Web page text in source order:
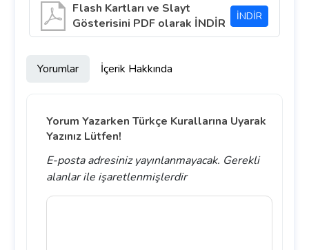
Flash Kartları ve Slayt
Gösterisini PDF olarak İNDİR
İNDİR
Yorumlar İçerik Hakkında
Yorum Yazarken Türkçe Kurallarına Uyarak
Yazınız Lütfen!
E-posta adresiniz yayınlanmayacak. Gerekli
alanlarile işaretlenmişlerdir